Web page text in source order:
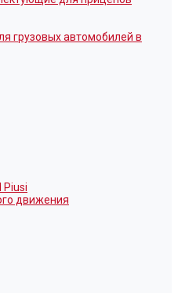
грузовых автомобилей в
движения